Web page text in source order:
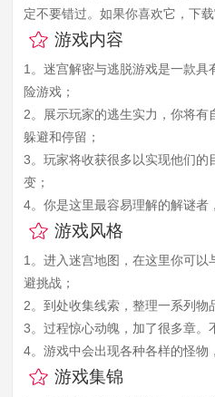
定不要错过。如果你喜欢它，下载
游戏内容
1。迷宫解密与逃脱游戏是一款具
险游戏；
2。展示玩家的逃生实力，你将有
躲避和停留；
3。玩家将收获很多以实现他们的
变；
4。你是这里最容易理解的解谜者
游戏风格
1。进入迷宫地图，在这里你可以
避挑战；
2。到处收集线索，整理一系列物
3。过程惊心动魄，加了很多章。
4。游戏中会出现各种各样的怪物
游戏集锦